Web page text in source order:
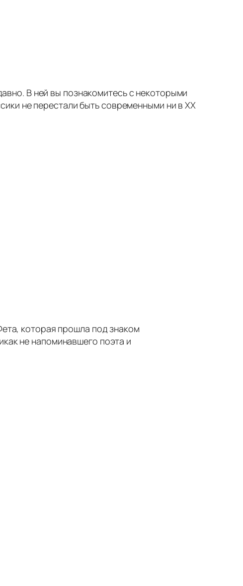
В ней вы познакомитесь с некоторыми
не перестали быть современными ни в XX
которая прошла под знаком
не напоминавшего поэта и